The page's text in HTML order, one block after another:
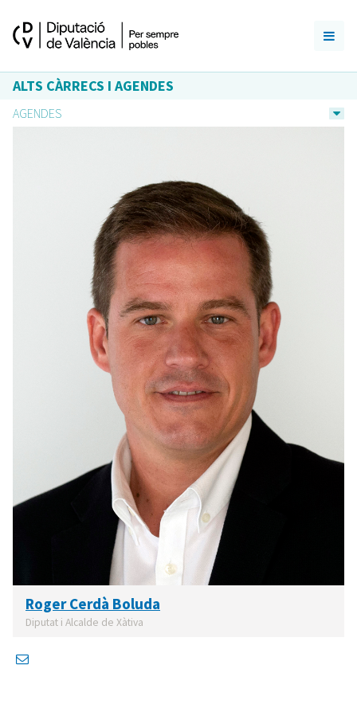
ALTS CÀRRECS I AGENDES
AGENDES
Roger Cerdà Boluda
Diputat i Alcalde de Xàtiva